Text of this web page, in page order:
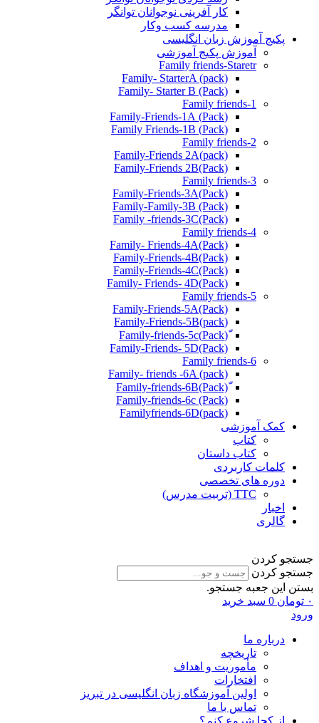
کار آفرینی نوجوانان توانگر
مدرسه کسب وکار
پکیج آموزش زبان انگلیسی
آموزش پکیج آموزشی
Family friends-Staretr
Family- StarterA (pack)
Family- Starter B (Pack)
Family friends-1
(Pack) Family-Friends-1A
(Pack) Family Friends-1B
Family friends-2
Family-Friends 2A(pack)
Family-Friends 2B(Pack)
Family friends-3
(Pack)Family-Friends-3A
Family-Family-3B (Pack)
Family -friends-3C(Pack)
Family friends-4
Family- Friends-4A(Pack)
Family-Friends-4B(Pack)
Family-Friends-4C(Pack)
(Pack)Family- Friends- 4D
Family friends-5
Family-Friends-5A(Pack)
(pack)Family-Friends-5B
ّ(Pack)Family-friends-5c
Family-Friends- 5D(Pack)
Family friends-6
Family- friends -6A (pack)
Family-friends-6c (Pack)
Familyfriends-6D(pack)
کمک آموزشی
کتاب
کتاب داستان
کلمات کاربردی
دوره های تخصصی
TTC (تربیت مدرس)
اخبار
گالری
جستجو کردن
جستجو کردن
بستن این جعبه جستجو.
۰ تومان 0 سبد خرید
ورود
درباره ما
تاریخچه
مأموریت و اهداف
افتخارات
اولین آموزشگاه زبان انگلیسی در تبریز
تماس با ما
از کجا شروع کنم؟